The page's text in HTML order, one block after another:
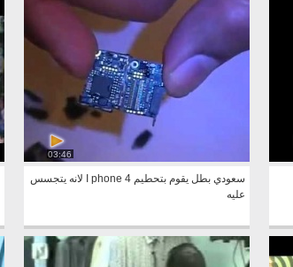
03:46
سعودي بطل يقوم بتحطيم I phone 4 لانه يتجسس
عليه